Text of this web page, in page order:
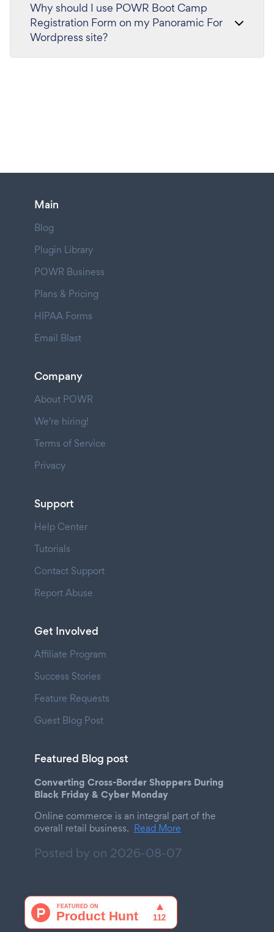
Why should I use POWR Boot Camp
Registration Form on my Panoramic For
Wordpress site?
Main
Blog
Plugin Library
POWR Business
Plans & Pricing
HIPAA Forms
Email Blast
Company
About POWR
We're hiring!
Terms of Service
Privacy
Support
Help Center
Tutorials
Contact Support
Report Abuse
Get Involved
Affiliate Program
Success Stories
Feature Requests
Guest Blog Post
Featured Blog post
Converting Cross-Border Shoppers During
Black Friday & Cyber Monday
Online commerce is an integral part of the
overall retail business. Read More
Posted by on 2026-08-07